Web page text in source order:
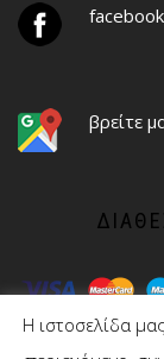
βρείτε
Η ιστοσελίδα